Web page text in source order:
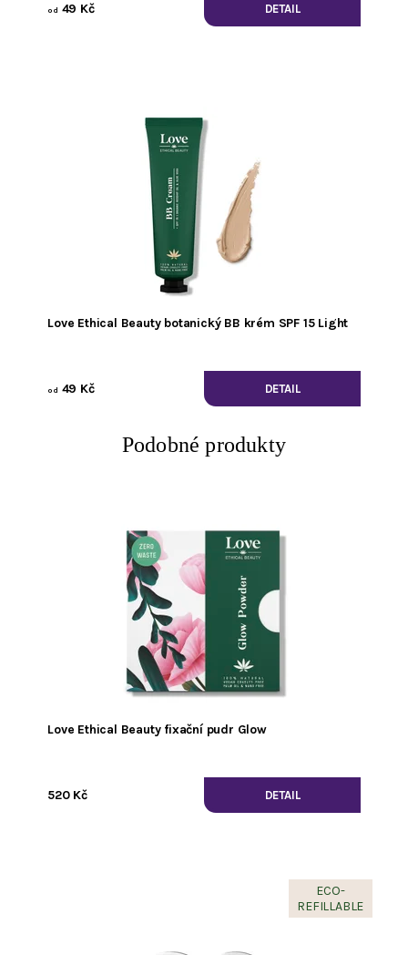
od 49 Kč DETAIL
Love Ethical Beauty botanický BB krém SPF 15 Light
od 49 Kč DETAIL
Podobné produkty
Love Ethical Beauty fixační pudr Glow
520 Kč DETAIL
ECO-
REFILLABLE